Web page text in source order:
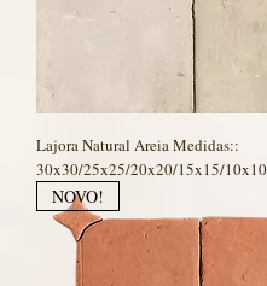
Lajora Natural Areia Medidas::
30x30/25x25/20x20/15x15/
NOVO!